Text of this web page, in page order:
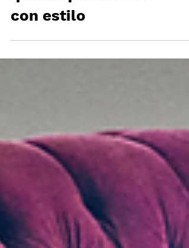
de pilates de CELINE
con estilo